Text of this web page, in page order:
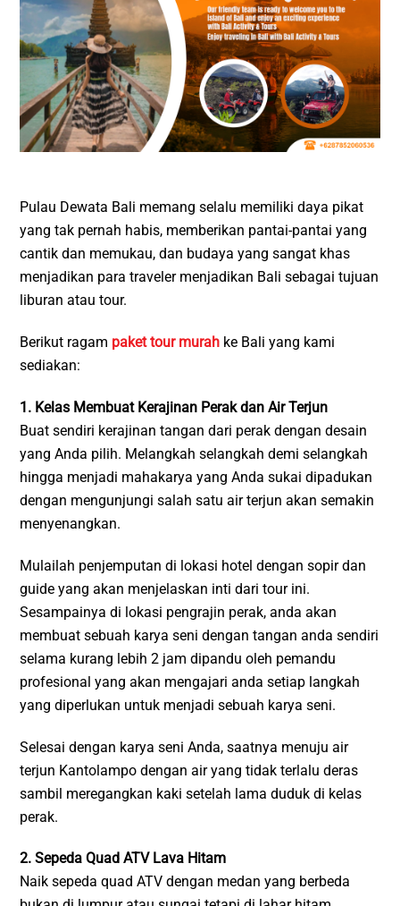
Pulau Dewata Bali memang selalu memiliki daya pikat
yang tak pernah habis, memberikan pantai-pantai yang
cantik dan memukau, dan budaya yang sangat khas
menjadikan para traveler menjadikan Bali sebagai tujuan
liburan atau tour.
Berikut ragam paket tour murah ke Bali yang kami
sediakan:
1. Kelas Membuat Kerajinan Perak dan Air Terjun
Buat sendiri kerajinan tangan dari perak dengan desain
yang Anda pilih. Melangkah selangkah demi selangkah
hingga menjadi mahakarya yang Anda sukai dipadukan
dengan mengunjungi salah satu air terjun akan semakin
menyenangkan.
Mulailah penjemputan di lokasi hotel dengan sopir dan
guide yang akan menjelaskan inti dari tour ini.
Sesampainya di lokasi pengrajin perak, anda akan
membuat sebuah karya seni dengan tangan anda sendiri
selama kurang lebih 2 jam dipandu oleh pemandu
profesional yang akan mengajari anda setiap langkah
yang diperlukan untuk menjadi sebuah karya seni.
Selesai dengan karya seni Anda, saatnya menuju air
terjun Kantolampo dengan air yang tidak terlalu deras
sambil meregangkan kaki setelah lama duduk di kelas
perak.
2. Sepeda Quad ATV Lava Hitam
Naik sepeda quad ATV dengan medan yang berbeda